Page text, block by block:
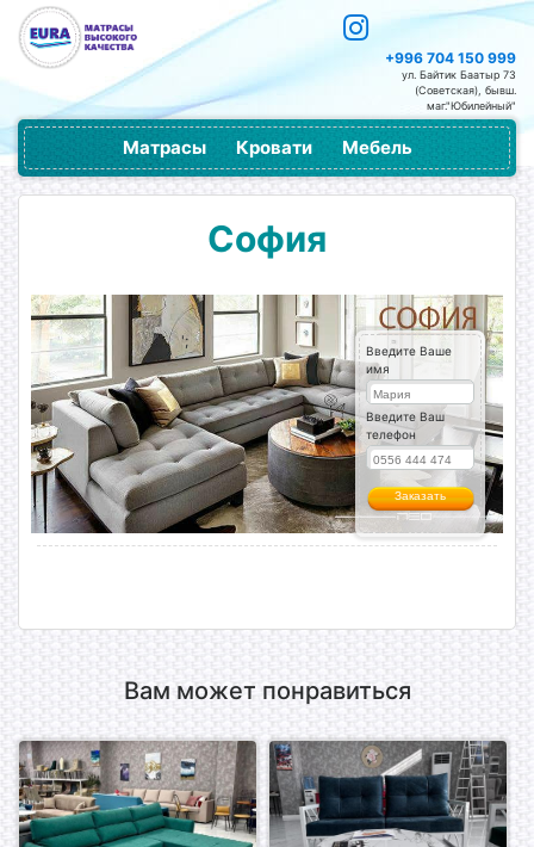
+996 704 150 999
ул. Байтик Баатыр 73
(Советская), бывш.
маг."Юбилейный"
Матрасы Кровати Мебель
София
';
Введите Ваше
имя
Введите Ваш
телефон
Вам может понравиться